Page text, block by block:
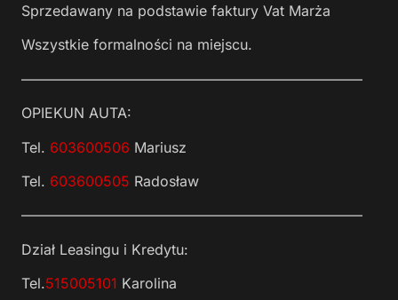
Sprzedawany na podstawie faktury Vat Marża
Wszystkie formalności na miejscu.
————————————————————————
OPIEKUN AUTA:
Tel. 603600506 Mariusz
Tel. 603600505 Radosław
————————————————————————
Dział Leasingu i Kredytu:
Tel.515005101 Karolina